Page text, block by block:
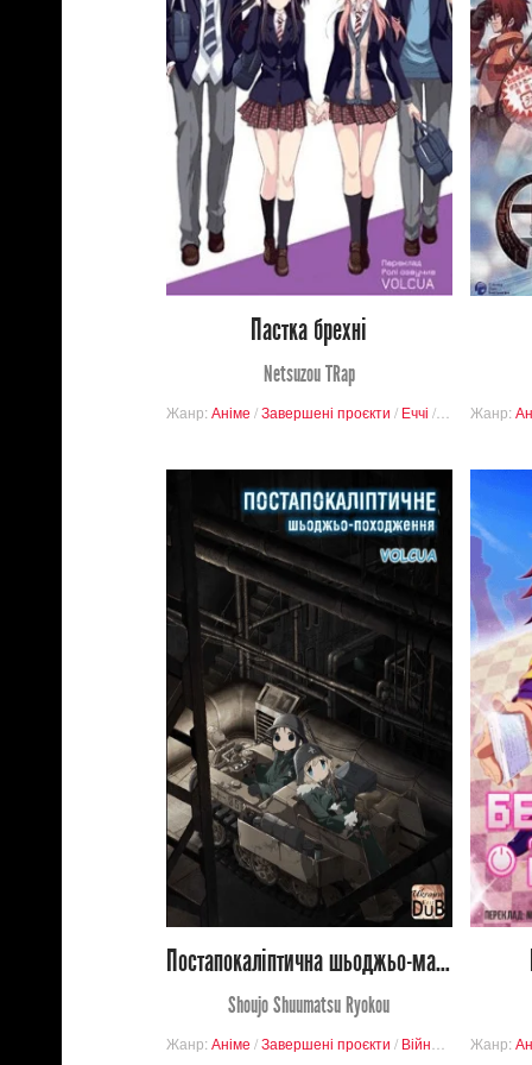
3 630
Переглядів
1 21
Пастка брехні
Netsuzou TRap
Жанр: Аніме /Завершені проєкти / Еччі / Буденність /
Жанр:
4 513
Переглядів
2 25
Постапокаліптична шьоджьо-мандрівка, Постапокаліптичне шьоджьо-походження / Остання подорож дівчат
Shoujo Shuumatsu Ryokou
Жанр: Аніме /Завершені проєкти / Війна Комедія
Жанр: